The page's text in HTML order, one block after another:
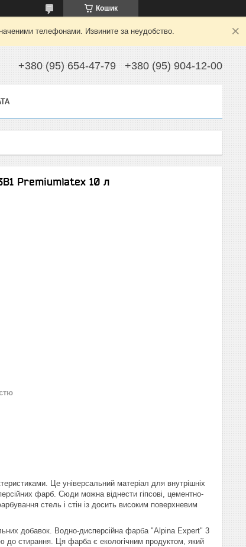
Кошик
телефонами. Извините за неудобство.
+380 (95) 654-47-79 +380 (95) 904-12-00
Premiumlatex 10 л
Це універсальний матеріал для внутрішніх
фарб. Сюди можна віднести гіпсові, цементно-
стель і стін із досить високим поверхневим
добавок. Водно-дисперсійна фарба "Alpina Expert" 3
до стирання. Ця фарба є екологічним продуктом, який